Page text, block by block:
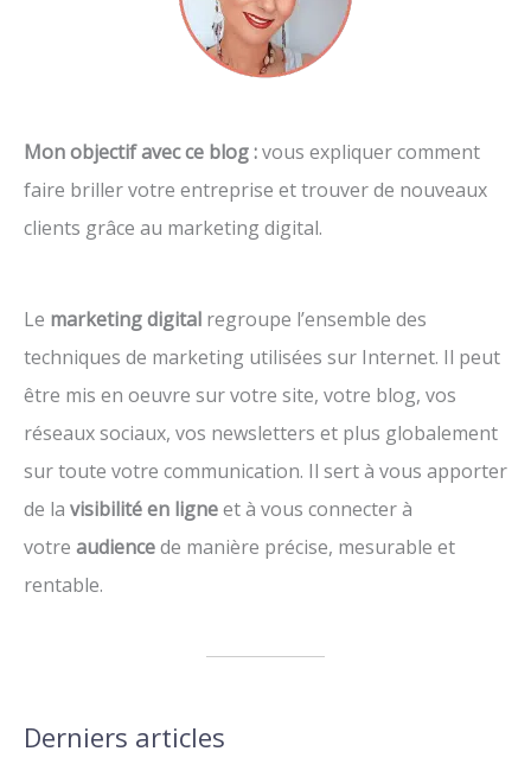
Mon objectif avec ce blog :vous expliquer comment
faire briller votre entreprise et trouver de nouveaux
clients grâce au marketing digital.
Le marketing digital regroupe l’ensemble des
techniques de marketing utilisées sur Internet. Il peut
être mis en oeuvre sur votre site, votre blog, vos
réseaux sociaux, vos newsletters et plus globalement
sur toute votre communication. Il sert à vous apporter
de la visibilité en ligneet à vous connecter à
votre audiencede manière précise, mesurable et
rentable.
Derniers articles